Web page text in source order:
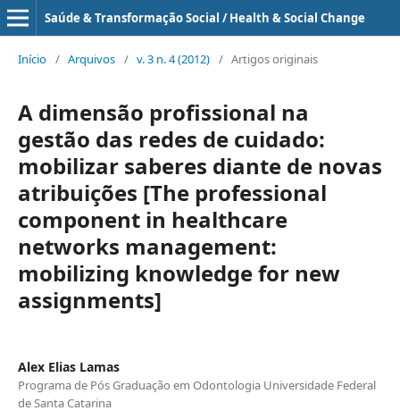
Saúde & Transformação Social / Health & Social Change
Início / Arquivos / v. 3 n. 4 (2012) / Artigos originais
A dimensão profissional na
gestão das redes de cuidado:
mobilizar saberes diante de novas
atribuições [The professional
component in healthcare
networks management:
mobilizing knowledge for new
assignments]
Alex Elias Lamas
Programa de Pós Graduação em Odontologia Universidade Federal
de Santa Catarina